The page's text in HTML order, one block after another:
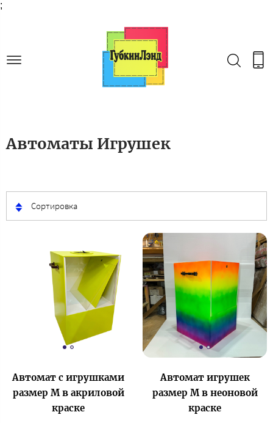
;
Автоматы Игрушек
Сортировка
Автомат с игрушками
размер М в акриловой
краске
Автомат игрушек
размер М в неоновой
краске